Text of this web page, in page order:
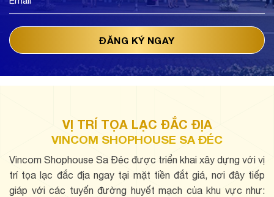
VỊ TRÍ TỌA LẠC ĐẮC ĐỊA
VINCOM SHOPHOUSE SA ĐÉC
Vincom Shophouse Sa Đéc được triển khai xây dựng với vị
trí tọa lạc đắc địa ngay tại mặt tiền đắt giá, nơi đây tiếp
giáp với các tuyến đường huyết mạch của khu vực như: